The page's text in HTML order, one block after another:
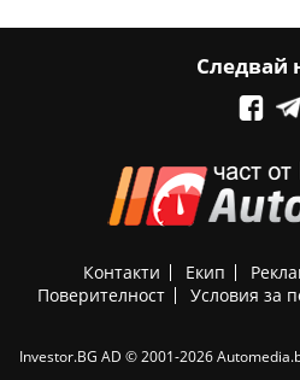
Следвай
Контакти Екип
Поверителност
Условия за
Investor.BG AD © 2001-2026